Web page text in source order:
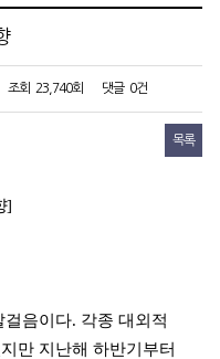
조회 23,740회 댓글 0건
목록
]
음이다. 각종 대외적
만 지난해 하반기부터